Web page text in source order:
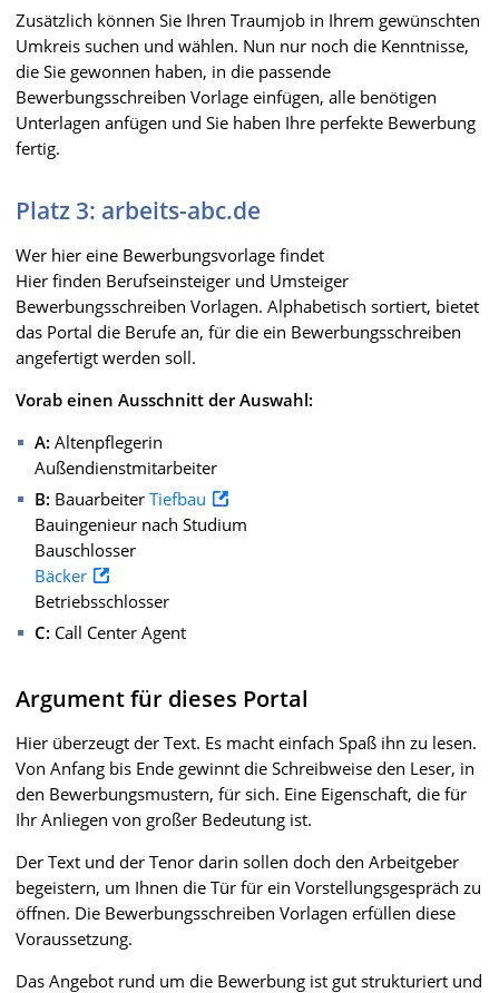
Zusätzlich können Sie Ihren Traumjob in Ihrem gewünschten
Umkreis suchen und wählen. Nun nur noch die Kenntnisse,
die Sie gewonnen haben, in die passende
Bewerbungsschreiben Vorlage einfügen, alle benötigen
Unterlagen anfügen und Sie haben Ihre perfekte Bewerbung
fertig.
Platz 3: arbeits-abc.de
Wer hier eine Bewerbungsvorlage findet
Hier finden Berufseinsteiger und Umsteiger
Bewerbungsschreiben Vorlagen. Alphabetisch sortiert, bietet
das Portal die Berufe an, für die ein Bewerbungsschreiben
angefertigt werden soll.
Vorab einen Ausschnitt der Auswahl:
A: Altenpflegerin
Außendienstmitarbeiter
B: Bauarbeiter Tiefbau
Bauingenieur nach Studium
Bauschlosser
Bäcker
Betriebsschlosser
C: Call Center Agent
Argument für dieses Portal
Hier überzeugt der Text. Es macht einfach Spaß ihn zu lesen.
Von Anfang bis Ende gewinnt die Schreibweise den Leser, in
den Bewerbungsmustern, für sich. Eine Eigenschaft, die für
Ihr Anliegen von großer Bedeutung ist.
Der Text und der Tenor darin sollen doch den Arbeitgeber
begeistern, um Ihnen die Tür für ein Vorstellungsgespräch zu
öffnen. Die Bewerbungsschreiben Vorlagen erfüllen diese
Voraussetzung.
Das Angebot rund um die Bewerbung ist gut strukturiert und